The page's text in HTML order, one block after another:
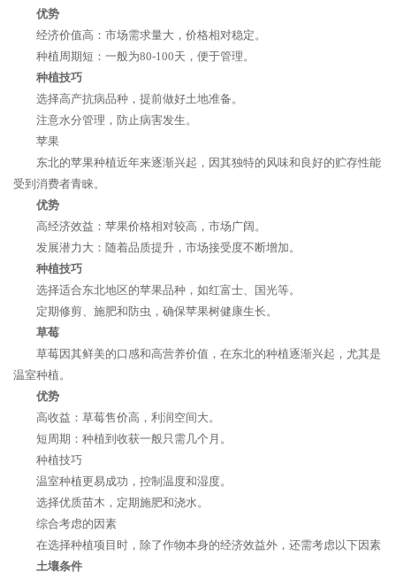
优势
经济价值高：市场需求量大，价格相对稳定。
种植周期短：一般为80-100天，便于管理。
种植技巧
选择高产抗病品种，提前做好土地准备。
注意水分管理，防止病害发生。
苹果
东北的苹果种植近年来逐渐兴起，因其独特的风味和良好的贮存性能
受到消费者青睐。
优势
高经济效益：苹果价格相对较高，市场广阔。
发展潜力大：随着品质提升，市场接受度不断增加。
种植技巧
选择适合东北地区的苹果品种，如红富士、国光等。
定期修剪、施肥和防虫，确保苹果树健康生长。
草莓
草莓因其鲜美的口感和高营养价值，在东北的种植逐渐兴起，尤其是
温室种植。
优势
高收益：草莓售价高，利润空间大。
短周期：种植到收获一般只需几个月。
种植技巧
温室种植更易成功，控制温度和湿度。
选择优质苗木，定期施肥和浇水。
综合考虑的因素
在选择种植项目时，除了作物本身的经济效益外，还需考虑以下因素
土壤条件